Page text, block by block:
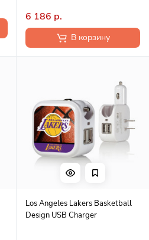
6 186 р.
В корзину
Los Angeles Lakers Basketball
Design USB Charger